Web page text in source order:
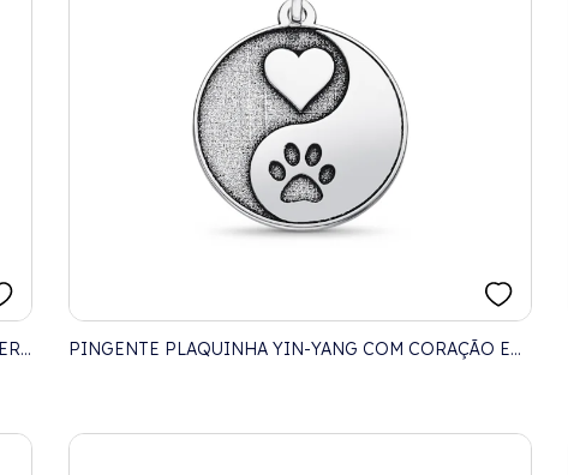
PINGENTE PLAQUINHA YIN-YANG COM CORAÇÃO E